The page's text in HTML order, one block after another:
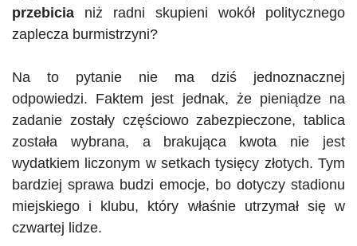
przebicia niż radni skupieni wokół politycznego
zaplecza burmistrzyni?
Na to pytanie nie ma dziś jednoznacznej
odpowiedzi. Faktem jest jednak, że pieniądze na
zadanie zostały częściowo zabezpieczone, tablica
została wybrana, a brakująca kwota nie jest
wydatkiem liczonym w setkach tysięcy złotych. Tym
bardziej sprawa budzi emocje, bo dotyczy stadionu
miejskiego i klubu, który właśnie utrzymał się w
czwartej lidze.